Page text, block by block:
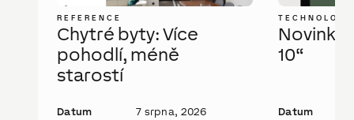
REFERENCE
Chytré byty: Více
pohodlí, méně
starostí
Datum 7 srpna, 2026
Novinka:
10“
Datum